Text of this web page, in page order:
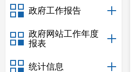
政府工作报告
政府网站工作年度
报表
统计信息